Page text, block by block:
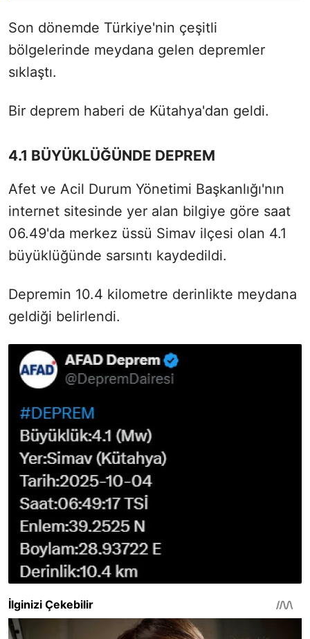
Son dönemde Türkiye'nin çeşitli
bölgelerinde meydana gelen depremler
sıklaştı.
Bir deprem haberi de Kütahya'dan geldi.
4.1 BÜYÜKLÜĞÜNDE DEPREM
Afet ve Acil Durum Yönetimi Başkanlığı'nın
internet sitesinde yer alan bilgiye göre saat
06.49'da merkez üssü Simav ilçesi olan 4.1
büyüklüğünde sarsıntı kaydedildi.
Depremin 10.4 kilometre derinlikte meydana
geldiği belirlendi.